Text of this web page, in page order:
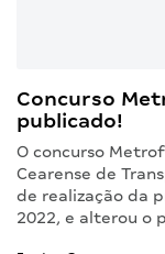
Concurso
publicado!
O concurso
Cearense de
de realização da
2022, e alterou o